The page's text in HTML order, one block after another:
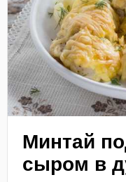
Минтай
сыром в